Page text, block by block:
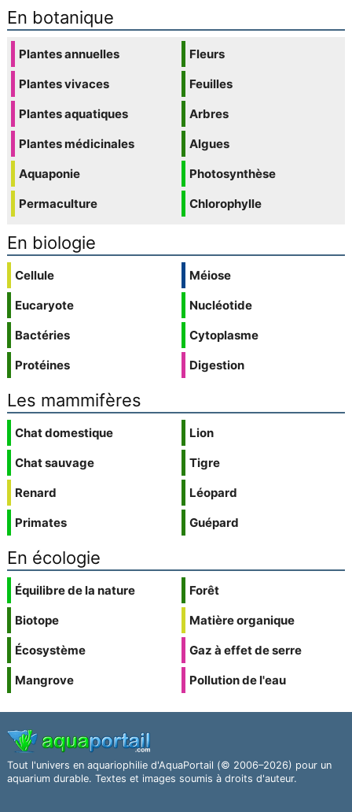
En botanique
Plantes annuelles
Plantes vivaces
Plantes aquatiques
Plantes médicinales
Aquaponie
Permaculture
Fleurs
Feuilles
Arbres
Algues
Photosynthèse
Chlorophylle
En biologie
Cellule
Eucaryote
Bactéries
Protéines
Méiose
Nucléotide
Cytoplasme
Digestion
Les mammifères
Chat domestique
Chat sauvage
Renard
Primates
Lion
Tigre
Léopard
Guépard
En écologie
Équilibre de la nature
Biotope
Écosystème
Mangrove
Forêt
Matière organique
Gaz à effet de serre
Pollution de l'eau
Tout l'univers en aquariophilie d'AquaPortail (© 2006–2026) pour un
aquarium durable. Textes et images soumis à droits d'auteur.